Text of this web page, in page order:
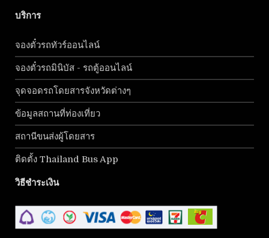
บริการ
จองตั๋วรถทัวร์ออนไลน์
จองตั๋วรถมินิบัส - รถตู้ออนไลน์
จุดจอดรถโดยสารจังหวัดต่างๆ
ข้อมูลสถานที่ท่องเที่ยว
สถานีขนส่งผู้โดยสาร
ติดตั้ง Thailand Bus App
วิธีชำระเงิน